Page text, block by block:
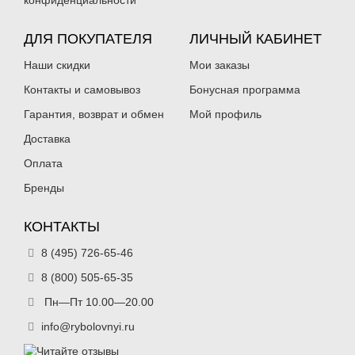
31.5гр) цв. HU
355
Нет в наличии
31.5гр) цв. K084
355
Нет в наличии
Воблер TsuYoki BOSUN 75S (7.5см,
355
ДЛЯ ПОКУПАТЕЛЯ
Наши скидки
Контакты и самовывоз
Гарантия, возврат и обмен
Доставка
Оплата
Бренды
ЛИЧНЫЙ КАБИНЕТ
Мои заказы
Бонусная программа
Мой профиль
КОНТАКТЫ
8 (495) 726-65-46
8 (800) 505-65-35
Пн—Пт 10.00—20.00
info@rybolovnyi.ru